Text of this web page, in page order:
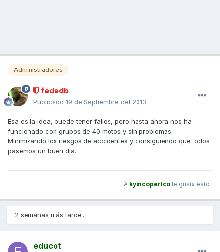
Administradores
fededb
Publicado 19 de Septiembre del 2013
Esa es la idea, puede tener fallos, pero hasta ahora nos ha
funcionado con grupos de 40 motos y sin problemas.
Minimizando los riesgos de accidentes y consiguiendo que todos
pasemos un buen dia.
A kymcoperico le gusta esto
2 semanas más tarde...
educot